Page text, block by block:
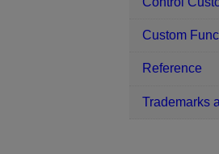
Custom
Reference
Trademarks